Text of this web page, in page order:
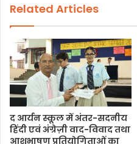
Related Articles
द आर्यन स्कूल में अंतर-सदनीय
हिंदी एवं अंग्रेज़ी वाद-विवाद तथा
आशुभाषण प्रतियोगिताओं का